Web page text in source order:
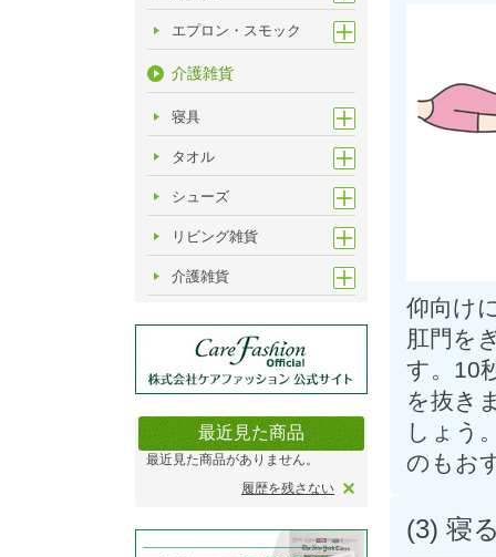
エプロン・スモック
介護雑貨
寝具
タオル
シューズ
リビング雑貨
介護雑貨
最近見た商品
最近見た商品がありません。
履歴を残さない
仰向け
肛門を
す。10
を抜き
しょう
のもお
(3) 寝